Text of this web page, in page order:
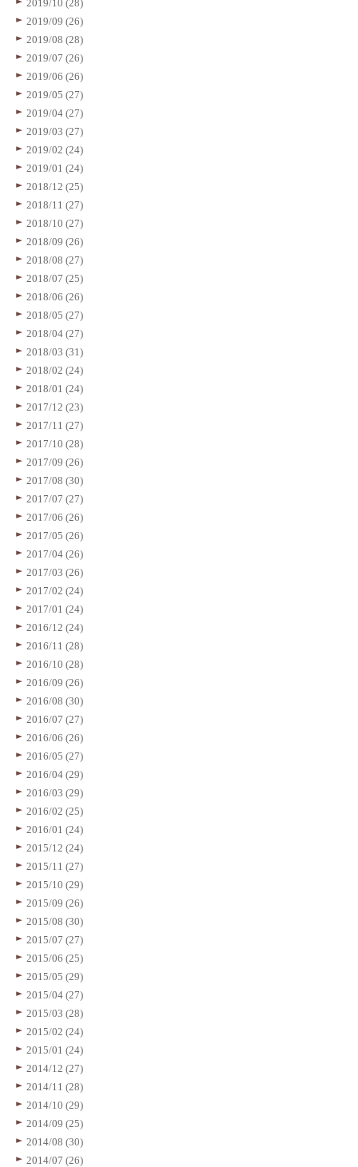
2019/10 (28)
2019/09 (26)
2019/08 (28)
2019/07 (26)
2019/06 (26)
2019/05 (27)
2019/04 (27)
2019/03 (27)
2019/02 (24)
2019/01 (24)
2018/12 (25)
2018/11 (27)
2018/10 (27)
2018/09 (26)
2018/08 (27)
2018/07 (25)
2018/06 (26)
2018/05 (27)
2018/04 (27)
2018/03 (31)
2018/02 (24)
2018/01 (24)
2017/12 (23)
2017/11 (27)
2017/10 (28)
2017/09 (26)
2017/08 (30)
2017/07 (27)
2017/06 (26)
2017/05 (26)
2017/04 (26)
2017/03 (26)
2017/02 (24)
2017/01 (24)
2016/12 (24)
2016/11 (28)
2016/10 (28)
2016/09 (26)
2016/08 (30)
2016/07 (27)
2016/06 (26)
2016/05 (27)
2016/04 (29)
2016/03 (29)
2016/02 (25)
2016/01 (24)
2015/12 (24)
2015/11 (27)
2015/10 (29)
2015/09 (26)
2015/08 (30)
2015/07 (27)
2015/06 (25)
2015/05 (29)
2015/04 (27)
2015/03 (28)
2015/02 (24)
2015/01 (24)
2014/12 (27)
2014/11 (28)
2014/10 (29)
2014/09 (25)
2014/08 (30)
2014/07 (26)